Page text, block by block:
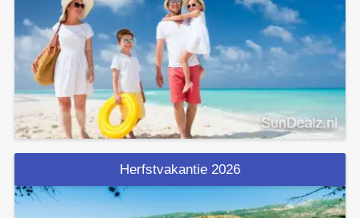
Herfstvakantie 2026